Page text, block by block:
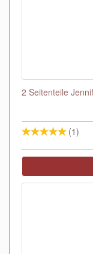
2 Seitenteile
(1)